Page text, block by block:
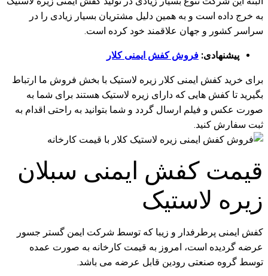
به خرج داده است و به همین دلیل مشتریان بسیار زیادی را در
سراسر کشور و جهان علاقمند خود کرده است.
پیشنهادی: فروش کفش ایمنی کلار
برای خرید کفش ایمنی کلار زیره لاستیک با بخش فروش ما ارتباط
بگیرید تا کفش هایی که دارای زیره لاستیک هستند برای شما به
صورت عکس و فیلم ارسال گردد و شما بتوانید به راحتی اقدام به
ثبت سفارش کنید.
قیمت کفش ایمنی سبلان
زیره لاستیک
کفش ایمنی پرطرفدار و زیبا که توسط شرکت ایمن گستر جسور
عرضه گردیده است، امروز به قیمت کارخانه به صورت عمده
توسط گروه صنعتی رودین قابل عرضه می باشد.